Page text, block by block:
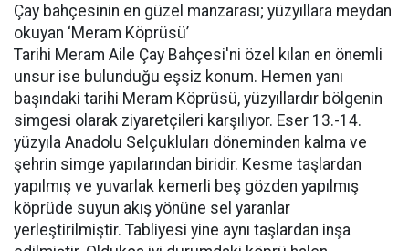
Çay bahçesinin en güzel manzarası; yüzyıllara meydan
okuyan ‘Meram Köprüsü’
Tarihi Meram Aile Çay Bahçesi'ni özel kılan en önemli
unsur ise bulunduğu eşsiz konum. Hemen yanı
başındaki tarihi Meram Köprüsü, yüzyıllardır bölgenin
simgesi olarak ziyaretçileri karşılıyor. Eser 13.-14.
yüzyıla Anadolu Selçukluları döneminden kalma ve
şehrin simge yapılarından biridir. Kesme taşlardan
yapılmış ve yuvarlak kemerli beş gözden yapılmış
köprüde suyun akış yönüne sel yaranlar
yerleştirilmiştir. Tabliyesi yine aynı taşlardan inşa